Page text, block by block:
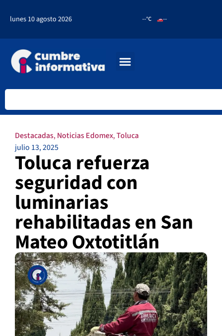
lunes 10 agosto 2026 --°C --
Destacadas,Noticias Edomex,Toluca
julio 13, 2025
Toluca refuerza
seguridad con
luminarias
rehabilitadas en San
Mateo Oxtotitlán